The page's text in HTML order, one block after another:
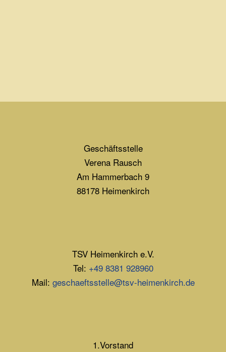
Geschäftsstelle
Verena Rausch
Am Hammerbach 9
88178 Heimenkirch
TSV Heimenkirch e.V.
Tel: +49 8381 928960
Mail: geschaeftsstelle@tsv-heimenkirch.de
1.Vorstand